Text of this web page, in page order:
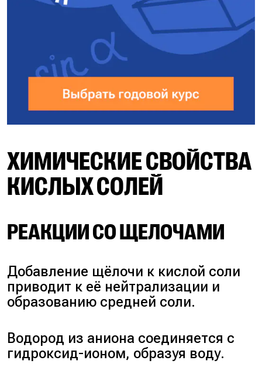
ХИМИЧЕСКИЕ СВОЙСТВА
КИСЛЫХ СОЛЕЙ
РЕАКЦИИ СО ЩЕЛОЧАМИ
Добавление щёлочи к кислой соли
приводит к её нейтрализации и
образованию средней соли.
Водород из аниона соединяется с
гидроксид-ионом, образуя воду.